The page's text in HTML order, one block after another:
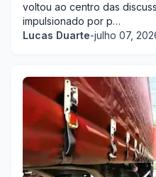
voltou ao centro das
impulsionado por p…
Lucas Duarte-julho 07,